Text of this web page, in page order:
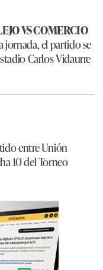
VS COMERCIO
jornada, el partido se
Carlos Vidaurre
entre Unión
10 del Torneo